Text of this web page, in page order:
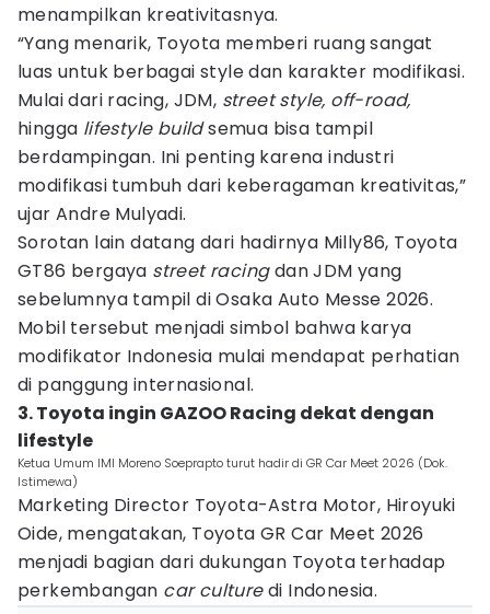
menampilkan kreativitasnya.
“Yang menarik, Toyota memberi ruang sangat
luas untuk berbagai style dan karakter modifikasi.
Mulai dari racing, JDM, street style, off-road,
hingga lifestyle buildsemua bisa tampil
berdampingan. Ini penting karena industri
modifikasi tumbuh dari keberagaman kreativitas,”
ujar Andre Mulyadi.
Sorotan lain datang dari hadirnya Milly86, Toyota
GT86 bergaya street racingdan JDM yang
sebelumnya tampil di Osaka Auto Messe 2026.
Mobil tersebut menjadi simbol bahwa karya
modifikator Indonesia mulai mendapat perhatian
di panggung internasional.
3. Toyota ingin GAZOO Racing dekat dengan
lifestyle
Ketua Umum IMI Moreno Soeprapto turut hadir di GR Car Meet 2026 (Dok.
Istimewa)
Marketing Director Toyota-Astra Motor, Hiroyuki
Oide, mengatakan, Toyota GR Car Meet 2026
menjadi bagian dari dukungan Toyota terhadap
perkembangan car culturedi Indonesia.